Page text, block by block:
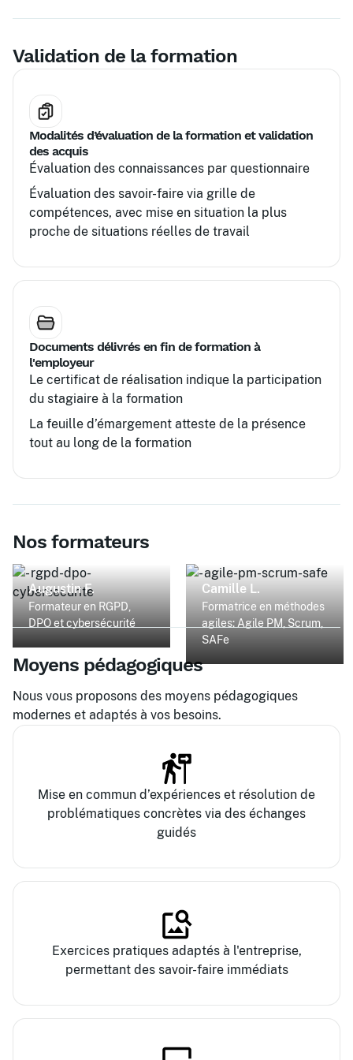
Validation de la formation
Modalités d’évaluation de la formation et validation
des acquis
Évaluation des connaissances par questionnaire
Évaluation des savoir-faire via grille de
compétences, avec mise en situation la plus
proche de situations réelles de travail
Documents délivrés en fin de formation à
l'employeur
Le certificat de réalisation indique la participation
du stagiaire à la formation
La feuille d’émargement atteste de la présence
tout au long de la formation
Nos formateurs
Augustin F.
Formateur en RGPD,
DPO et cybersécurité
Camille L.
Formatrice en méthodes
agiles: Agile PM, Scrum,
SAFe
Moyens pédagogiques
Nous vous proposons des moyens pédagogiques
modernes et adaptés à vos besoins.
Mise en commun d’expériences et résolution de
problématiques concrètes via des échanges
guidés
Exercices pratiques adaptés à l'entreprise,
permettant des savoir-faire immédiats